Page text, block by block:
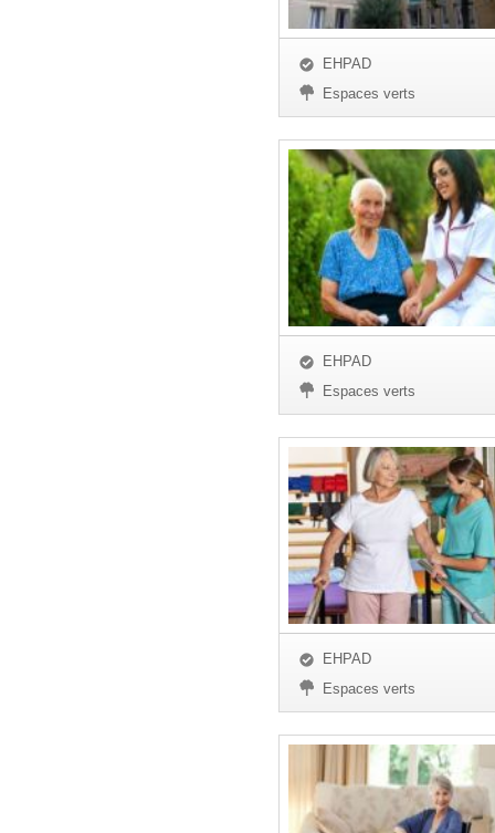
EHPAD
Espaces verts
EHPAD
Espaces verts
EHPAD
Espaces verts